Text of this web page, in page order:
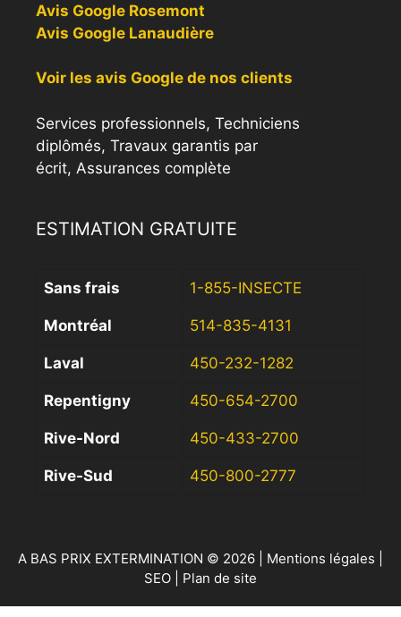
Avis Google Rosemont
Avis Google Lanaudière
Voir les avis Google de nos clients
Services professionnels, Techniciens
diplômés, Travaux garantis par
écrit, Assurances complète
ESTIMATION GRATUITE
Sans frais 1-855-INSECTE
Montréal 514-835-4131
Laval 450-232-1282
Repentigny 450-654-2700
Rive-Nord 450-433-2700
Rive-Sud 450-800-2777
A BAS PRIX EXTERMINATION © 2026 | Mentions légales
SEO
Plan de site